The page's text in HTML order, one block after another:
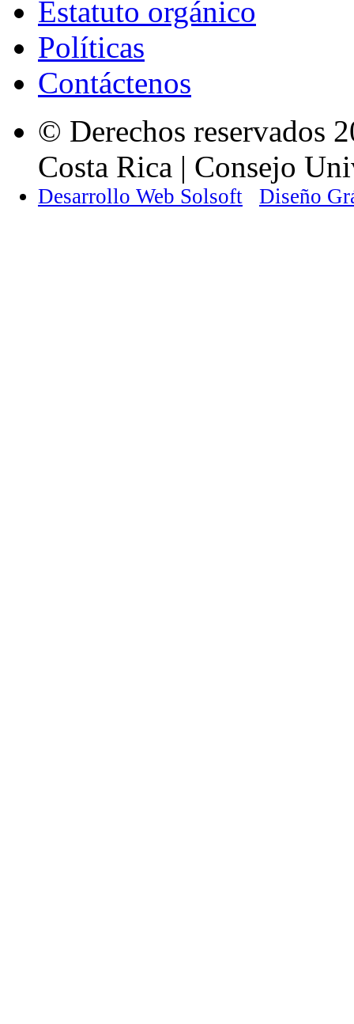
Estatuto orgánico
Políticas
Contáctenos
© Derechos reservados
Costa Rica | Consejo
Desarrollo Web Solsoft Diseño